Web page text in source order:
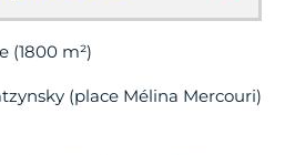
(1800 m²)
(place Mélina Mercouri)